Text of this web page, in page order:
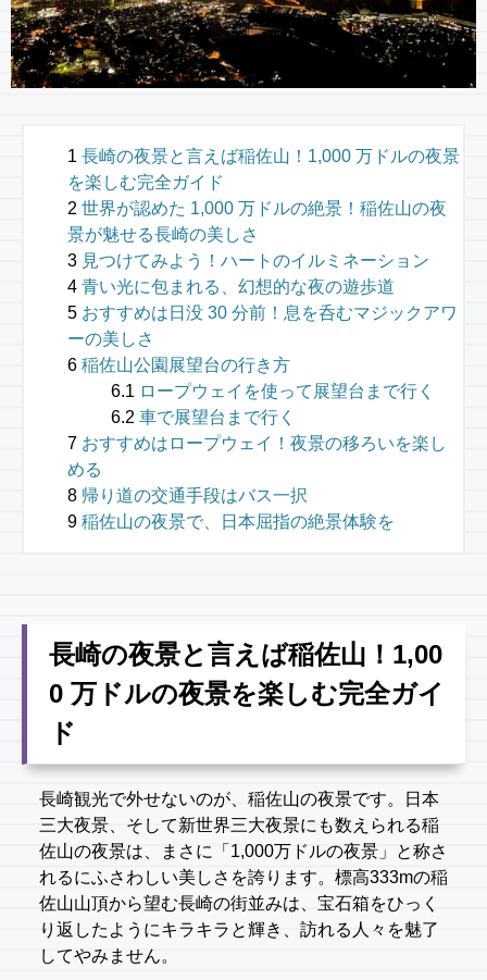
長崎の夜景と言えば稲佐山！1,000 万ドルの夜景
を楽しむ完全ガイド
世界が認めた 1,000 万ドルの絶景！稲佐山の夜
景が魅せる長崎の美しさ
見つけてみよう！ハートのイルミネーション
青い光に包まれる、幻想的な夜の遊歩道
おすすめは日没 30 分前！息を呑むマジックアワ
ーの美しさ
稲佐山公園展望台の行き方
ロープウェイを使って展望台まで行く
車で展望台まで行く
おすすめはロープウェイ！夜景の移ろいを楽し
める
帰り道の交通手段はバス一択
稲佐山の夜景で、日本屈指の絶景体験を
長崎の夜景と言えば稲佐山！1,00
0 万ドルの夜景を楽しむ完全ガイ
ド
長崎観光で外せないのが、稲佐山の夜景です。日本
三大夜景、そして新世界三大夜景にも数えられる稲
佐山の夜景は、まさに「1,000万ドルの夜景」と称さ
れるにふさわしい美しさを誇ります。標高333mの稲
佐山山頂から望む長崎の街並みは、宝石箱をひっく
り返したようにキラキラと輝き、訪れる人々を魅了
してやみません。